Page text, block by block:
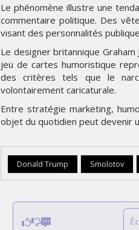
Le phénomène illustre une
commentaire politique. Des
visant des personnalités
Le designer britannique
jeu de cartes humoristique
des critères tels que le
volontairement caricaturale.
Entre stratégie marketing,
objet du quotidien peut devenir
Donald Trump Smolotov